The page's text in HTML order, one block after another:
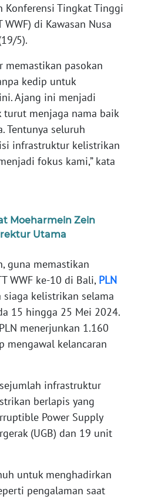
Konferensi Tingkat Tinggi
di Kawasan Nusa
5).
memastikan pasokan
kedip untuk
Ajang ini menjadi
menjaga nama baik
Tentunya seluruh
infrastruktur kelistrikan
fokus kami,” kata
Moeharmein Zein
Utama
guna memastikan
WWF ke-10 di Bali, PLN
kelistrikan selama
15 hingga 25 Mei 2024.
menerjunkan 1.160
mengawal kelancaran
infrastruktur
berlapis yang
Power Supply
(UGB) dan 19 unit
untuk menghadirkan
pengalaman saat